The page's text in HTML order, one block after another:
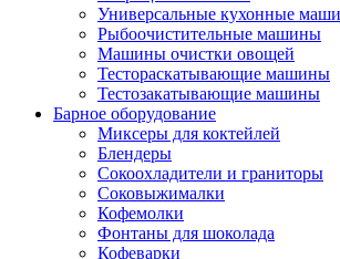
Универсальные кухонные
Рыбоочистительные машины
Машины очистки овощей
Тестораскатывающие машины
Тестозакатывающие машины
Барное оборудование
Миксеры для коктейлей
Блендеры
Сокоохладители и граниторы
Соковыжималки
Кофемолки
Фонтаны для шоколада
Кофеварки